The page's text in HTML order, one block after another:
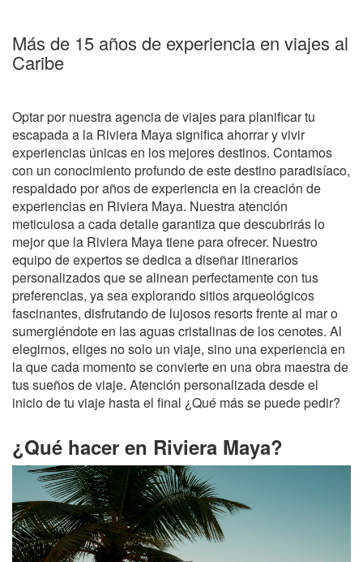
Más de 15 años de experiencia en viajes al
Caribe
Optar por nuestra agencia de viajes para planificar tu
escapada a la Riviera Maya significa ahorrar y vivir
experiencias únicas en los mejores destinos. Contamos
con un conocimiento profundo de este destino paradisíaco,
respaldado por años de experiencia en la creación de
experiencias en Riviera Maya. Nuestra atención
meticulosa a cada detalle garantiza que descubrirás lo
mejor que la Riviera Maya tiene para ofrecer. Nuestro
equipo de expertos se dedica a diseñar itinerarios
personalizados que se alinean perfectamente con tus
preferencias, ya sea explorando sitios arqueológicos
fascinantes, disfrutando de lujosos resorts frente al mar o
sumergiéndote en las aguas cristalinas de los cenotes. Al
elegirnos, eliges no solo un viaje, sino una experiencia en
la que cada momento se convierte en una obra maestra de
tus sueños de viaje. Atención personalizada desde el
inicio de tu viaje hasta el final ¿Qué más se puede pedir?
¿Qué hacer en Riviera Maya?